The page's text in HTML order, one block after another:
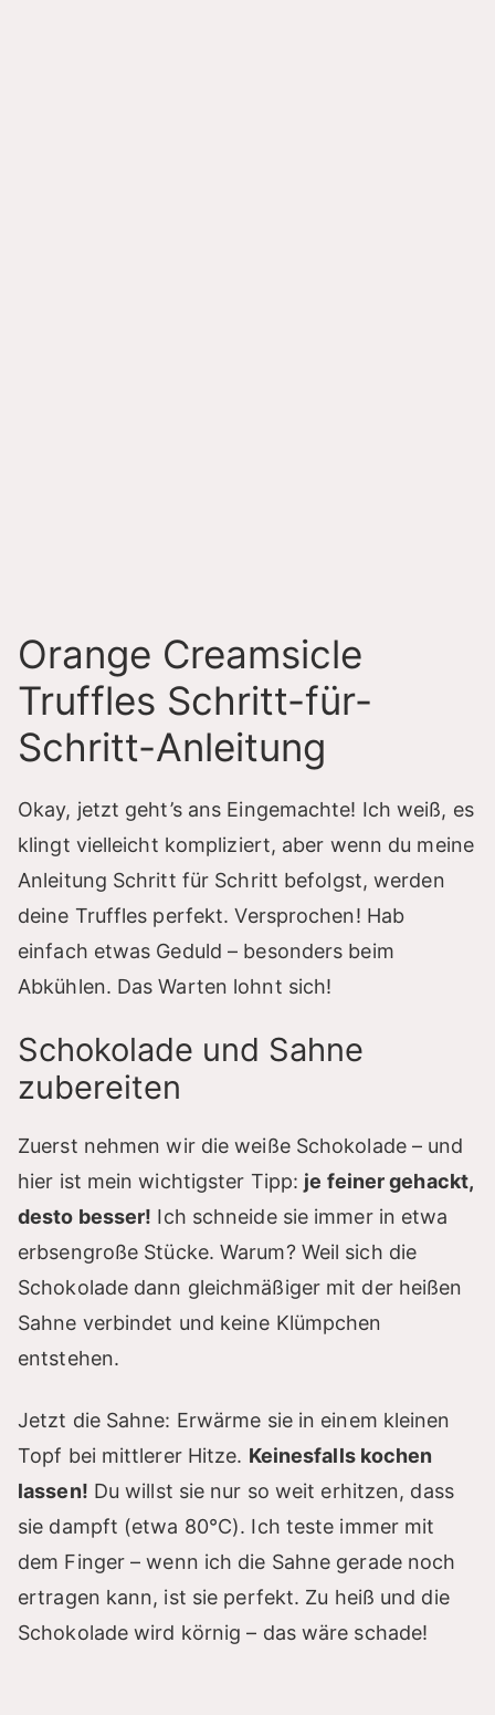
Orange Creamsicle
Truffles Schritt-für-
Schritt-Anleitung
Okay, jetzt geht’s ans Eingemachte! Ich weiß, es
klingt vielleicht kompliziert, aber wenn du meine
Anleitung Schritt für Schritt befolgst, werden
deine Truffles perfekt. Versprochen! Hab
einfach etwas Geduld – besonders beim
Abkühlen. Das Warten lohnt sich!
Schokolade und Sahne
zubereiten
Zuerst nehmen wir die weiße Schokolade – und
hier ist mein wichtigster Tipp: je feiner gehackt,
desto besser! Ich schneide sie immer in etwa
erbsengroße Stücke. Warum? Weil sich die
Schokolade dann gleichmäßiger mit der heißen
Sahne verbindet und keine Klümpchen
entstehen.
Jetzt die Sahne: Erwärme sie in einem kleinen
Topf bei mittlerer Hitze. Keinesfalls kochen
lassen! Du willst sie nur so weit erhitzen, dass
sie dampft (etwa 80°C). Ich teste immer mit
dem Finger – wenn ich die Sahne gerade noch
ertragen kann, ist sie perfekt. Zu heiß und die
Schokolade wird körnig – das wäre schade!